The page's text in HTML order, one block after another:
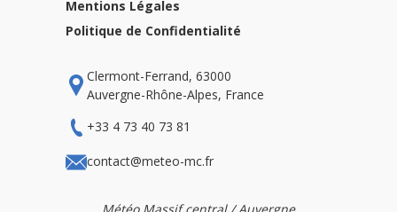
Mentions Légales
Politique de Confidentialité
Clermont-Ferrand, 63000
Auvergne-Rhône-Alpes, France
+33 4 73 40 73 81
contact@meteo-mc.fr